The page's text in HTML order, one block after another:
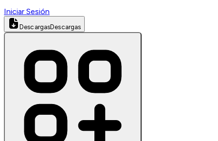
Iniciar Sesión
DescargasDescargas